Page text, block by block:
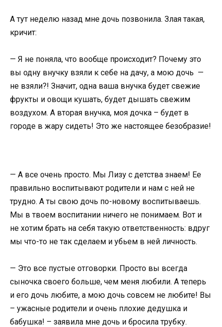
А тут неделю назад мне дочь позвонила. Злая такая,
кричит:
— Я не поняла, что вообще происходит? Почему это
вы одну внучку взяли к себе на дачу, а мою дочь —
не взяли?! Значит, одна ваша внучка будет свежие
фрукты и овощи кушать, будет дышать свежим
воздухом. А вторая внучка, моя дочка – будет в
городе в жару сидеть! Это же настоящее безобразие!
— А все очень просто. Мы Лизу с детства знаем! Ее
правильно воспитывают родители и нам с ней не
трудно. А ты свою дочь по-новому воспитываешь.
Мы в твоем воспитании ничего не понимаем. Вот и
не хотим брать на себя такую ответственность: вдруг
мы что-то не так сделаем и убьем в ней личность.
— Это все пустые отговорки. Просто вы всегда
сыночка своего больше, чем меня любили. А теперь
и его дочь любите, а мою дочь совсем не любите! Вы
– ужасные родители и очень плохие дедушка и
бабушка! – заявила мне дочь и бросила трубку.